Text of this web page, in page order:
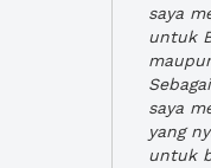
saya
untuk
saya
yang
untuk